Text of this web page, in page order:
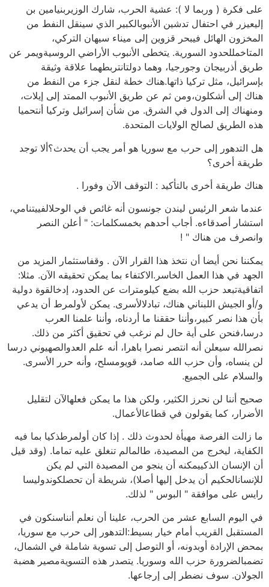
على فكرة ( وربما لا ): عشية الحرب، شارك الوزيربنيامين بن
إليعيزر في احتفال تدشين الأنبوبالكبير الذي سينقل النفط من
المخزون الهائل فيبحر قزوين إلى ميناء سيهان التركي،
المتاخمللحدود السورية. يتخطى الأنبوب الأراضي الروسيةويمر عن
طريق أذربيجان وجورجيا، وهما دولتانتربطهما علاقة وثيقة
بإسرائيل، مثل تركيا ذاتها.هناك خطة لنقل جزء من النفط من
هناك إلى أشكلون،ومن ثم عن طريق الأنبوب الممتد إلى إيلات،
ومنهناك إلى الدول في الشرق. من شأن إسرائيل وتركيا أنتحميا
هذه الطريق لصالح الولايات المتحدة.
هل التدهور إلى حرب مع سوريا هو أمر يجب أن يحدث؟ألا توجد
طريقة أخرى؟
هناك طريقة أخرى بالتأكيد : التوقف الآن وفورا .
عندما شعر الرئيس ليندن جونسون أنه غائص في الوحلالفييتنامي،
استشار أصدقاءه. أجاب أحدهم بخمسكلمات: " أعلن النصر
وانصرف من هناك " !
يمكننا نحن أيضا أن نتخذ هذا القرار الآن . وقفاستثمار المزيد من
الجهد في هذا العمل الخاسر.الاكتفاء بما يمكن تحقيقه الآن. مثلا:
اتفاقيةتبعد حزب الله بضع كيلومترات عن الحدود، إدخالقوة دولية
و/أو الجيش اللبناني هناك، تبادلالأسرى. يمكن لأولمرط أن يدعي
بأن هذا نصر كبير،وأننا حققنا ما أردناه، وأننا علمنا العرب
درسا،فنحن على أية حال لم نرغب في تحقيق أكثر من ذلك.
نصرالله سيعلن أنه انتصر نصرا باهرا، أنه علم العدوالصهيوني درسا
لن ينساه، وأن حزب الله صامد، قويومسلح، وأنه حرر الأسرى.
والسلام على الجميع.
صحيح أننا لن نحرز الكثير، ولكن هذا ما يمكن فعلهالآن لتقليل
الأضرار، كما يقولون في قطاعالأعمال.
ما زالت الفرصة مهيأة لحدوث ذلك . إذا كان أولمرطذكيا بما فيه
الكفاية، ليخرج من المصيدة، طالمالم تنغلق عليه تماما. (وقد قيل
أن الإنسان الذكييمكنه أن ينجو من المصيدة التي لم يكن
للإنسانالحكيم أن يدخل إليها أصلا)، شريطة أن تحصلكوندوليسا
رايس على موافقة " البوس " لذلك.
في اليوم السابع عشر من الحرب، علينا أن نعلم أنناسنكون في
المستقبل القريب أمام خيار بسيط:التدهور إلى حرب مع سوريا،
بمحض الإرادة أوبدونه، أو التوصل إلى تسوية شاملة في الشمال،
تضمبالضرورة حزب الله وسوريا. يتصدر هذه التسويةمصير هضبة
الجولان. سوف نضطر إلى إرجاعها.